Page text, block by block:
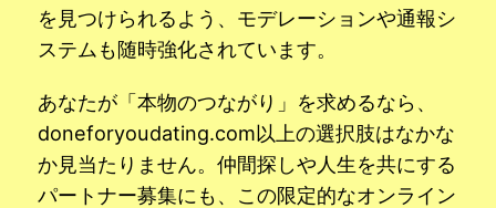
を見つけられるよう、モデレーションや通報シ
ステムも随時強化されています。
あなたが「本物のつながり」を求めるなら、
doneforyoudating.com以上の選択肢はなかな
か見当たりません。仲間探しや人生を共にする
パートナー募集にも、この限定的なオンライン